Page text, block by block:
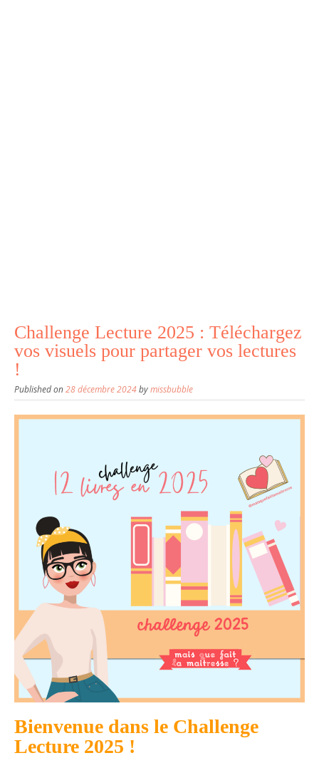
Challenge Lecture 2025 : Téléchargez
vos visuels pour partager vos lectures
!
Published on28 décembre 2024bymissbubble
Bienvenue dans le Challenge
Lecture 2025 !